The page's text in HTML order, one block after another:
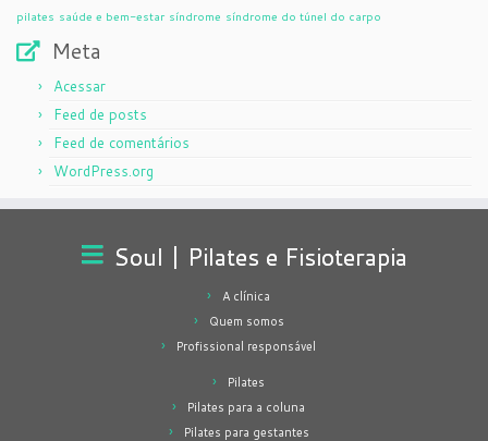
pilates saúde e bem-estar síndrome síndrome do túnel do carpo
Meta
Acessar
Feed de posts
Feed de comentários
WordPress.org
Soul | Pilates e Fisioterapia
A clínica
Quem somos
Profissional responsável
Pilates
Pilates para a coluna
Pilates para gestantes